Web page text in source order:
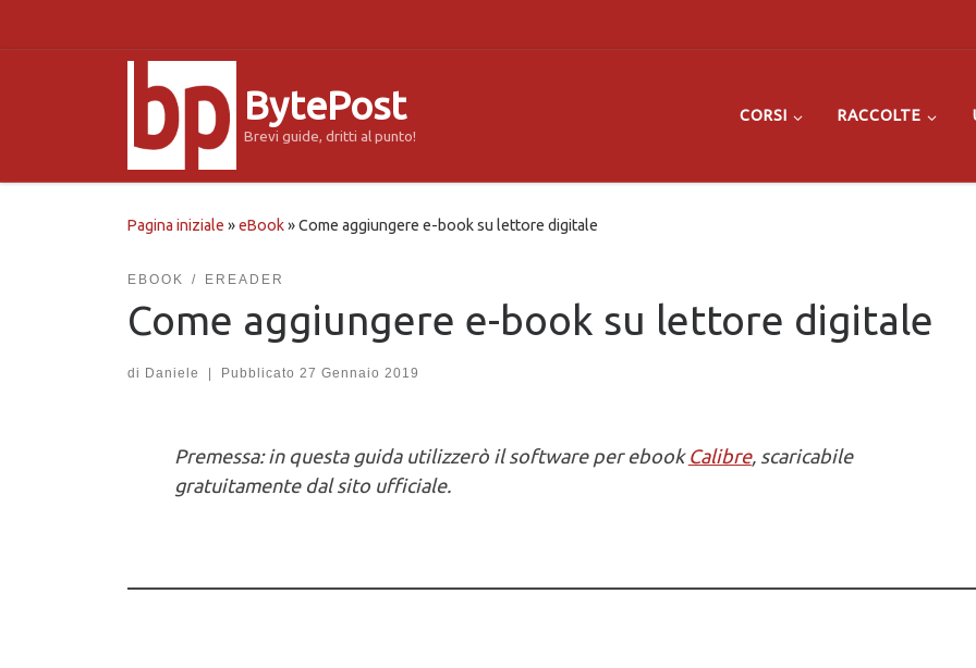
BytePost
Brevi guide, dritti al punto!
CORSI RACCOLTE
Pagina iniziale »eBook»Come aggiungere e-book su lettore digitale
EBOOK EREADER
Come aggiungere e-book su lettore digitale
di Daniele Pubblicato 27 Gennaio 2019
Premessa: in questa guida utilizzerò il software per ebook Calibre, scaricabile
gratuitamente dal sito ufficiale.